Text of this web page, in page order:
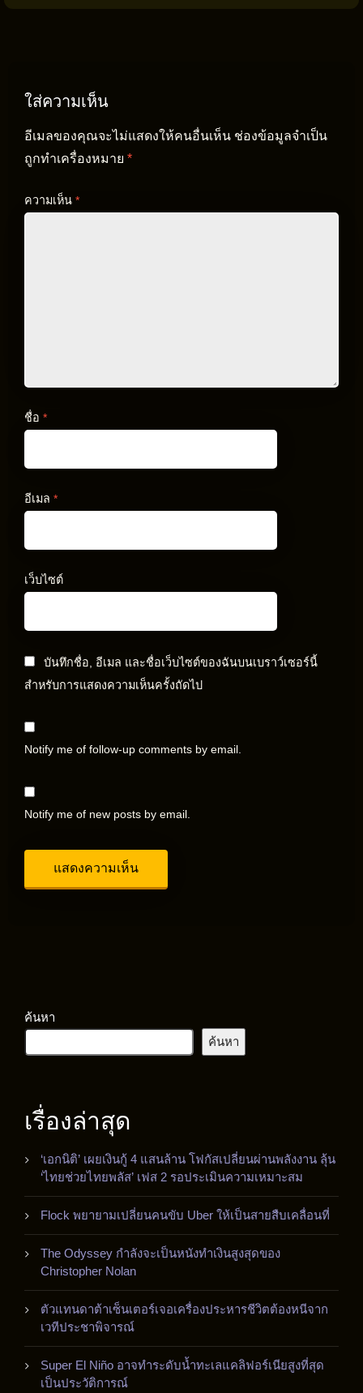
ใส่ความเห็น
อีเมลของคุณจะไม่แสดงให้คนอื่นเห็น ช่องข้อมูลจำเป็น
ถูกทำเครื่องหมาย *
ความเห็น *
ชื่อ *
อีเมล *
เว็บไซต์
บันทึกชื่อ, อีเมล และชื่อเว็บไซต์ของฉันบนเบราว์เซอร์นี้
สำหรับการแสดงความเห็นครั้งถัดไป
Notify me of follow-up comments by email.
Notify me of new posts by email.
ค้นหา
ค้นหา
เรื่องล่าสุด
‘เอกนิติ’ เผยเงินกู้ 4 แสนล้าน โฟกัสเปลี่ยนผ่านพลังงาน ลุ้น
‘ไทยช่วยไทยพลัส’ เฟส 2 รอประเมินความเหมาะสม
Flock พยายามเปลี่ยนคนขับ Uber ให้เป็นสายสืบเคลื่อนที่
The Odyssey กำลังจะเป็นหนังทำเงินสูงสุดของ
Christopher Nolan
ตัวแทนดาต้าเซ็นเตอร์เจอเครื่องประหารชีวิตต้องหนีจาก
เวทีประชาพิจารณ์
Super El Niño อาจทำระดับน้ำทะเลแคลิฟอร์เนียสูงที่สุด
เป็นประวัติการณ์